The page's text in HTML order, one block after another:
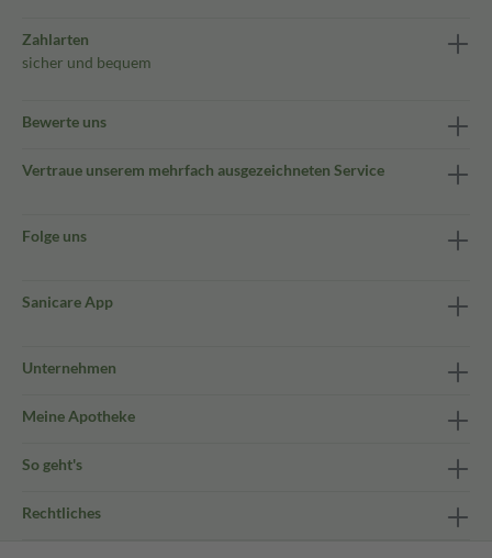
Zahlarten
sicher und bequem
Bewerte uns
Vertraue unserem mehrfach ausgezeichneten Service
Folge uns
Sanicare App
Unternehmen
Meine Apotheke
So geht's
Rechtliches